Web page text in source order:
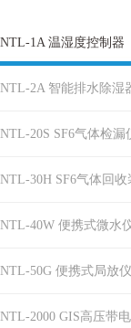
NTL-1A 温湿度控制器
NTL-2A 智能排水除湿
NTL-20S SF6气体检漏
NTL-30H SF6气体回收
NTL-40W 便携式微水
NTL-50G 便携式局放仪
NTL-2000 GIS高压带